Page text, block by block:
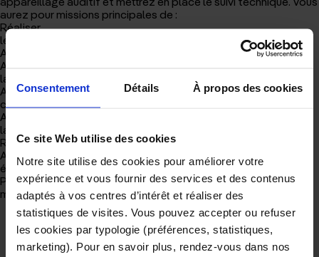
Consentement Détails À propos des cookies
Ce site Web utilise des cookies
Notre site utilise des cookies pour améliorer votre
expérience et vous fournir des services et des contenus
adaptés à vos centres d’intérêt et réaliser des
statistiques de visites. Vous pouvez accepter ou refuser
les cookies par typologie (préférences, statistiques,
marketing). Pour en savoir plus, rendez-vous dans nos
aurez pour missions principales de :
Réaliser
les tests auditifs
Adapter et assurer le suivis des prothèses auditives
Assurer le suivi de
la satisfaction (devis, délais, confort, qualité de service)
Accueillir les
clients et réaliser les prises des rendez-vous
Assurer le suivi de
la gestion des stocks
Réaliser l’entretien et le nettoyage des appareils utilisés
Assurer la maintenance des
équipements et traitements des pannes
Poste à pourvoir en tant que salarié ou indépendant ainsi qu’à
mi-temps ou à temps plein.
Cet article vous a plu ?